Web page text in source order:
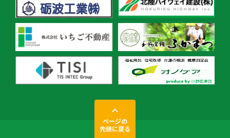
ページの
先頭に戻る